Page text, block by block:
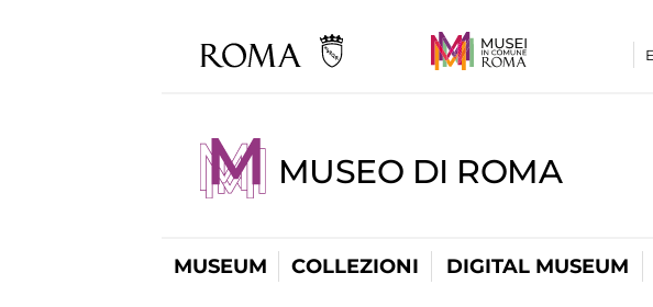
MUSEO DI ROMA
MUSEUM COLLEZIONI DIGITAL MUSEUM